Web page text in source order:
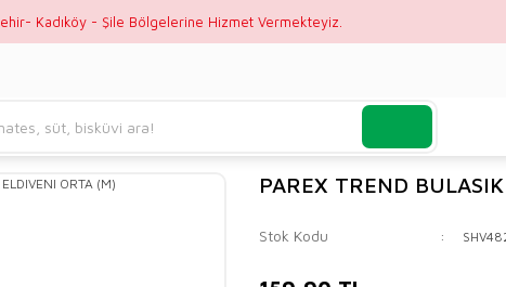
Kadıköy - Şile Bölgelerine Hizmet Vermekteyiz.
PAREX TREND
Stok Kodu